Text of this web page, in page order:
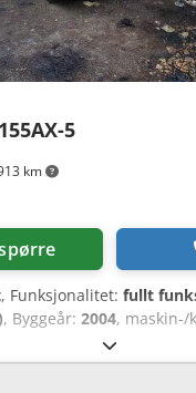
km
5
, Funksjonalitet: fullt
, Byggeår: 2004, maskin-/
, fullt funksjonell